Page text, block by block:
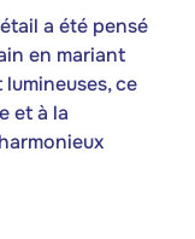
a été pensé
en mariant
ce
et à la